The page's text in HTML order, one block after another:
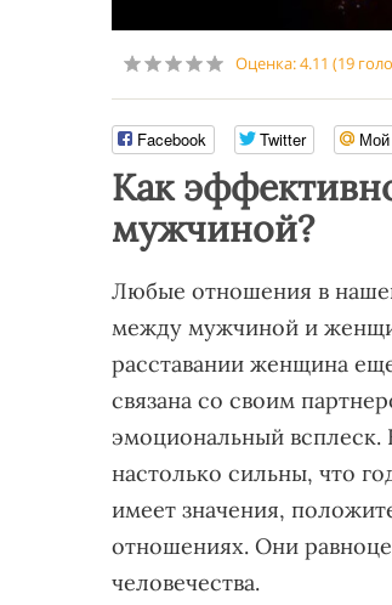
Оценка:4.11 (19
Facebook Twitter
Как
мужчиной?
Любые отношения в
между мужчиной и
расставании женщина
связана со своим
эмоциональный всплеск.
настолько сильны, что
имеет значения,
отношениях. Они
человечества.